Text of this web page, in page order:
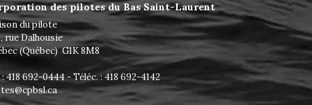
des pilotes du Bas Saint-Laurent
du pilote
rue Dalhousie
(Québec) G1K 8M8
: 418 692-0444 - Téléc. : 418 692-4142